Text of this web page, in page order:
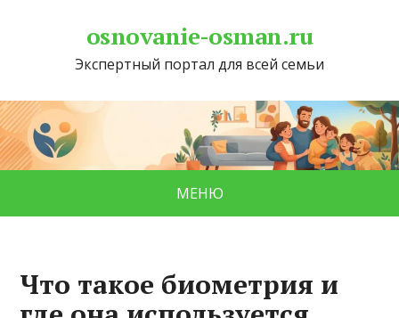
osnovanie-osman.ru
Экспертный портал для всей семьи
МЕНЮ
Что такое биометрия и